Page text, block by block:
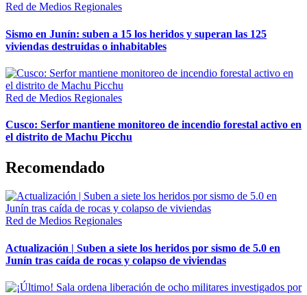
Red de Medios Regionales
Sismo en Junín: suben a 15 los heridos y superan las 125
viviendas destruidas o inhabitables
Red de Medios Regionales
Cusco: Serfor mantiene monitoreo de incendio forestal activo en
el distrito de Machu Picchu
Recomendado
Red de Medios Regionales
Actualización | Suben a siete los heridos por sismo de 5.0 en
Junín tras caída de rocas y colapso de viviendas